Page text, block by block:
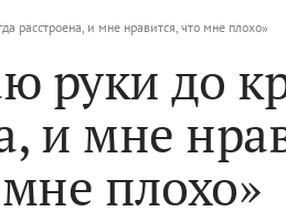
расстроена, и мне нравится, что мне плохо»
руки до
и мне
мне плохо»